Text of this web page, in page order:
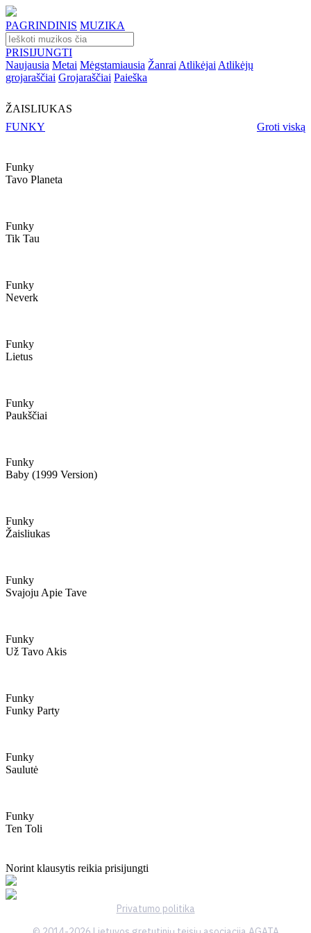
PAGRINDINIS MUZIKA
PRISIJUNGTI
Naujausia Metai Mėgstamiausia Žanrai Atlikėjai Atlikėjų
grojaraščiai Grojaraščiai Paieška
ŽAISLIUKAS
FUNKY
Groti viską
Funky
Tavo Planeta
Funky
Tik Tau
Funky
Neverk
Funky
Lietus
Funky
Paukščiai
Funky
Baby (1999 Version)
Funky
Žaisliukas
Funky
Svajoju Apie Tave
Funky
Už Tavo Akis
Funky
Funky Party
Funky
Saulutė
Funky
Ten Toli
Norint klausytis reikia prisijungti
Privatumo politika